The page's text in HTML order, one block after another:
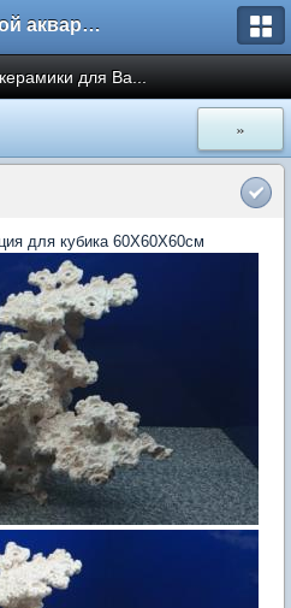
Морской аквариум. Форумы ReefCentral.ru
для Ва...
»
для кубика 60Х60Х60см